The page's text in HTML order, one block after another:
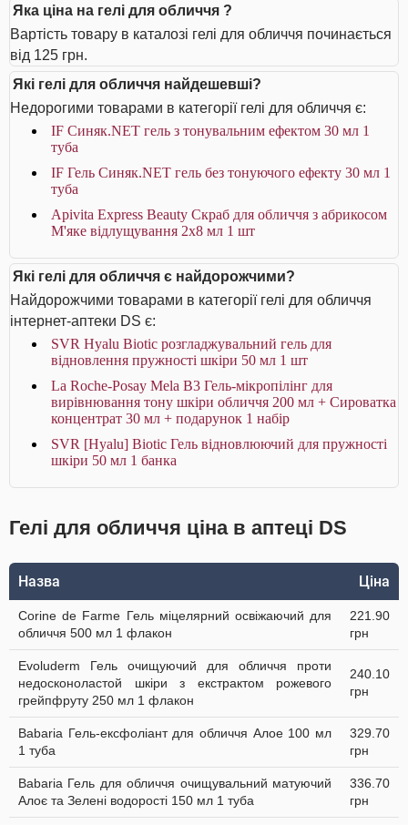
Яка ціна на гелі для обличчя ?
Вартість товару в каталозі гелі для обличчя починається
від 125 грн.
Які гелі для обличчя найдешевші?
Недорогими товарами в категорії гелі для обличчя є:
IF Синяк.NET гель з тонувальним ефектом 30 мл 1
туба
IF Гель Синяк.NET гель без тонуючого ефекту 30 мл 1
туба
Apivita Express Beauty Скраб для обличчя з абрикосом
М'яке відлущування 2х8 мл 1 шт
Які гелі для обличчя є найдорожчими?
Найдорожчими товарами в категорії гелі для обличчя
інтернет-аптеки DS є:
SVR Hyalu Biotic розгладжувальний гель для
відновлення пружності шкіри 50 мл 1 шт
La Roche-Posay Mela B3 Гель-мікропілінг для
вирівнювання тону шкіри обличчя 200 мл + Сироватка
концентрат 30 мл + подарунок 1 набір
SVR [Hyalu] Biotic Гель відновлюючий для пружності
шкіри 50 мл 1 банка
Гелі для обличчя ціна в аптеці DS
Назва Ціна
Corine de Farme Гель міцелярний освіжаючий для
обличчя 500 мл 1 флакон
221.90
грн
Evoluderm Гель очищуючий для обличчя проти
недосконоластой шкіри з екстрактом рожевого
грейпфруту 250 мл 1 флакон
240.10
грн
Babaria Гель-ексфоліант для обличчя Алое 100 мл
1 туба
329.70
грн
Babaria Гель для обличчя очищувальний матуючий
Алоє та Зелені водорості 150 мл 1 туба
336.70
грн